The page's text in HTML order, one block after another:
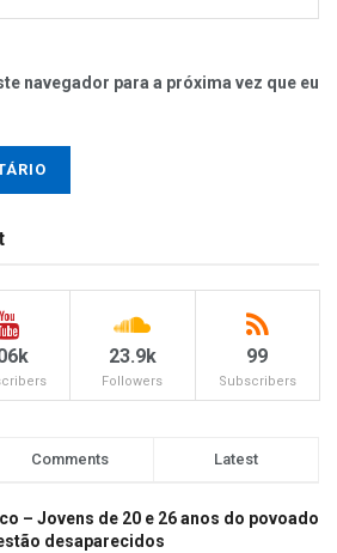
navegador para a próxima vez que eu
23.9k
Followers
99
Subscribers
Comments Latest
– Jovens de 20 e 26 anos do povoado
desaparecidos